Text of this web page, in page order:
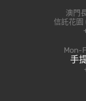
澳門
信託花園
Mon-
手